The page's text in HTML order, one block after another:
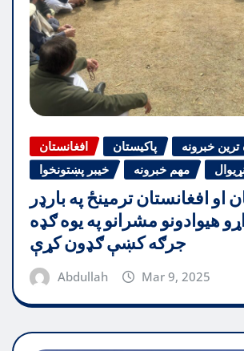
افغانستان پاکیستان
ترین خبرونه
خیبر پښتونخوا
مهم خبرونه
او افغانستان ترمینځ په بارډر
هیوادونو مشرانو په یوه ګډه
جرګه کښې ګډون کړې
Abdullah Mar 9, 2025